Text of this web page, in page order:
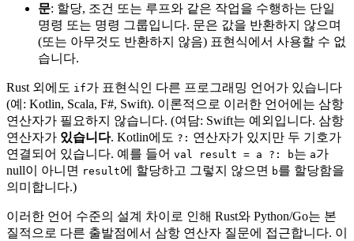
문: 할당, 조건 또는 루프와 같은 작업을 수행하는 단일
명령 또는 명령 그룹입니다. 문은 값을 반환하지 않으며
(또는 아무것도 반환하지 않음) 표현식에서 사용할 수 없
습니다.
Rust 외에도 if가 표현식인 다른 프로그래밍 언어가 있습니다
(예: Kotlin, Scala, F#, Swift). 이론적으로 이러한 언어에는 삼항
연산자가 필요하지 않습니다. (여담: Swift는 예외입니다. 삼항
연산자가 있습니다. Kotlin에도 ?: 연산자가 있지만 두 기호가
연결되어 있습니다. 예를 들어 val result = a ?: b는 a가
null이 아니면 result에 할당하고 그렇지 않으면 b를 할당함을
의미합니다.)
이러한 언어 수준의 설계 차이로 인해 Rust와 Python/Go는 본
질적으로 다른 출발점에서 삼항 연산자 질문에 접근합니다. 이